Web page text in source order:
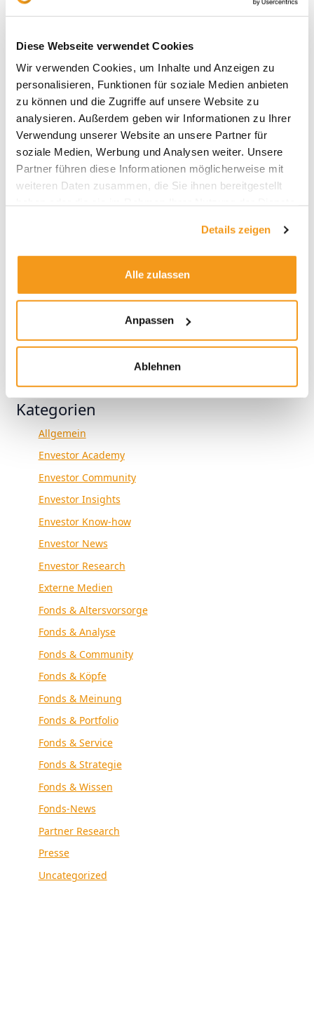
Diese Webseite verwendet Cookies
Wir verwenden Cookies, um Inhalte und Anzeigen zu
personalisieren, Funktionen für soziale Medien anbieten
zu können und die Zugriffe auf unsere Website zu
analysieren. Außerdem geben wir Informationen zu Ihrer
Verwendung unserer Website an unsere Partner für
soziale Medien, Werbung und Analysen weiter. Unsere
Partner führen diese Informationen möglicherweise mit
weiteren Daten zusammen, die Sie ihnen bereitgestellt
Details zeigen
Alle zulassen
Anpassen
Ablehnen
Archive
2026
2025
2024
2023
2019
1970
Kategorien
Allgemein
Envestor Academy
Envestor Community
Envestor Insights
Envestor Know-how
Envestor News
Envestor Research
Externe Medien
Fonds & Altersvorsorge
Fonds & Analyse
Fonds & Community
Fonds & Köpfe
Fonds & Meinung
Fonds & Portfolio
Fonds & Service
Fonds & Strategie
Fonds & Wissen
Fonds-News
Partner Research
Presse
Uncategorized